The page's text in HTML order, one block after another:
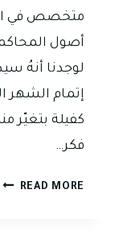
متخصص في
لوجدنا أنهُ
إتمام الشهر
كفيلة بتغيّر
فكر…
READ MORE جعل